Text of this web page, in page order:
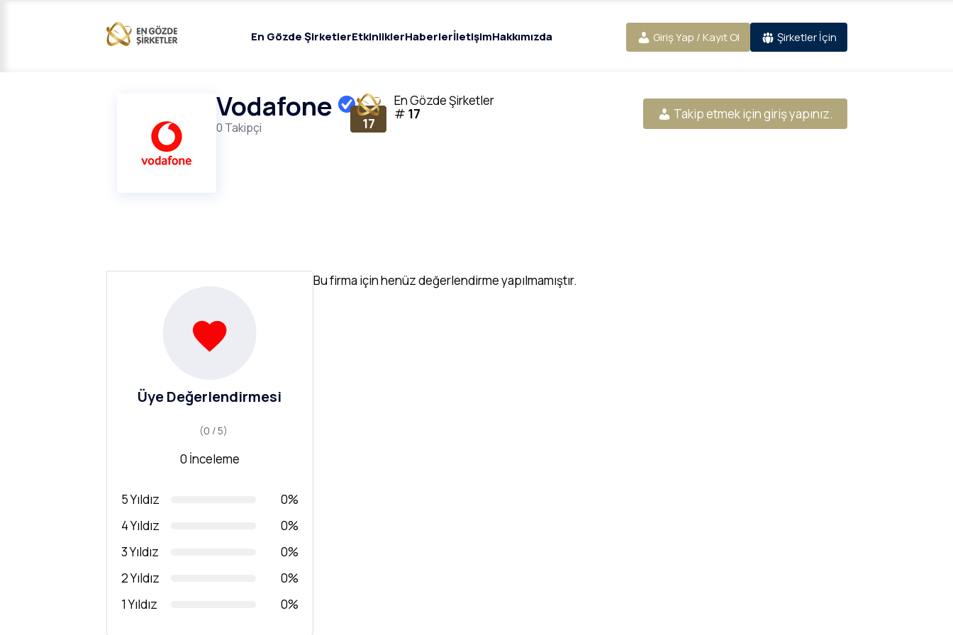
En Gözde ŞirketlerEtkinliklerHaberlerİletişimHakkımızda Giriş Yap / Kayıt Ol Şirketler İçin
Vodafone
0 Takipçi 17
En Gözde Şirketler
# 17 Takip etmek için giriş yapınız.
Üye Değerlendirmesi
(0 / 5)
0 İnceleme
5 Yıldız
0%
4 Yıldız
0%
3 Yıldız
0%
2 Yıldız
0%
1 Yıldız
0%
Bu firma için henüz değerlendirme yapılmamıştır.